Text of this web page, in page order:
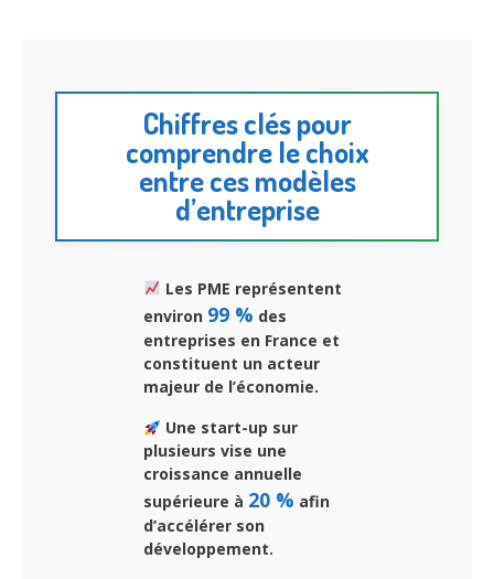
Chiffres clés pour
comprendre le choix
entre ces modèles
d’entreprise
Les PME représentent
environ 99 % des
entreprises en France et
constituent un acteur
majeur de l’économie.
Une start-up sur
plusieurs vise une
croissance annuelle
supérieure à 20 % afin
d’accélérer son
développement.